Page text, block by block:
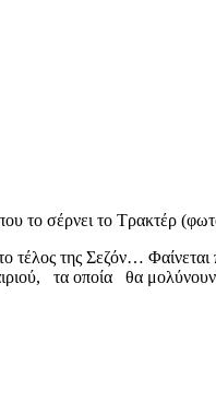
το σέρνει το Τρακτέρ
της Σεζόν…
τα οποία θα